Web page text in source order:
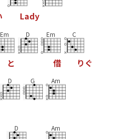
Lady
Em
と
D Em
借
C
り ぐ
D G Am
D Am